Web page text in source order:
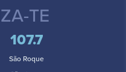
TE
107.7
São Roque